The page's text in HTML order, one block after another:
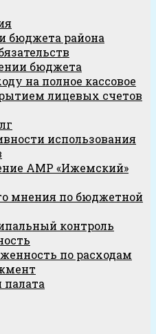
бюджета района
бюджета
на полное кассовое
лицевых счетов
использования
АМР «Ижемский»
мнения по бюджетной
контроль
по расходам
палата